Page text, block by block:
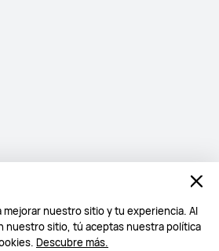
mejorar nuestro sitio y tu experiencia. Al
nuestro sitio, tú aceptas nuestra política
Descubre más.